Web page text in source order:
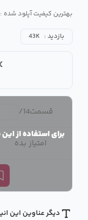
بهترین کیفیت آپلود شده :
بازدید : 43K
قسمت14
/
امتیاز بده
برای استفاده از
دیگر عناوین این